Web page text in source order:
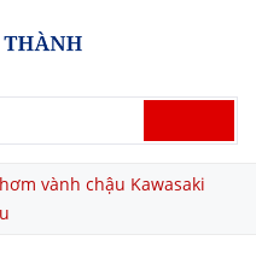
vành chậu Kawasaki